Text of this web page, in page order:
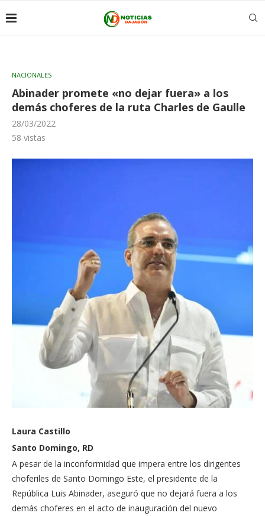
NACIONALES
Abinader promete «no dejar fuera» a los
demás choferes de la ruta Charles de Gaulle
28/03/2022
58 vistas
Laura Castillo
Santo Domingo, RD
A pesar de la inconformidad que impera entre los dirigentes
choferiles de Santo Domingo Este, el presidente de la
República Luis Abinader, aseguró que no dejará fuera a los
demás choferes en el acto de inauguración del nuevo